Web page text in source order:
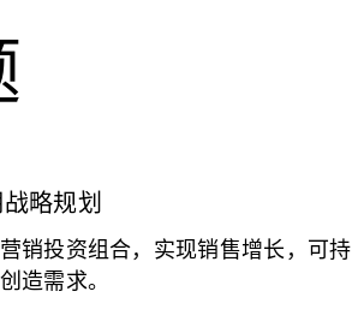
略规划
销投资组合，实现销售增长，可持
造需求。